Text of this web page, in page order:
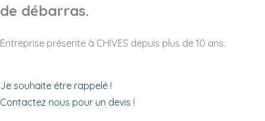
de débarras.
Entreprise présente à CHIVES depuis plus de 10 ans.
Je souhaite étre rappelé !
Contactez nous pour un devis !